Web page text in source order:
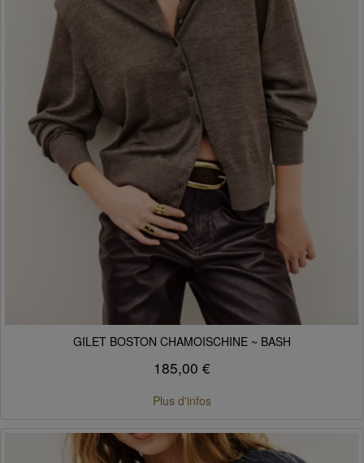
GILET BOSTON CHAMOISCHINE ~ BASH
185,00 €
Plus d'infos